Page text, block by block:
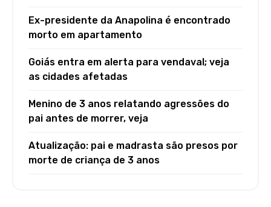
Ex-presidente da Anapolina é encontrado
morto em apartamento
Goiás entra em alerta para vendaval; veja
as cidades afetadas
Menino de 3 anos relatando agressões do
pai antes de morrer, veja
Atualização: pai e madrasta são presos por
morte de criança de 3 anos